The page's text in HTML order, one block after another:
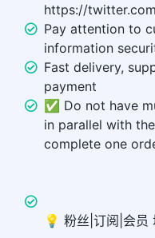
https://
Pay attention to
information
Fast delivery,
payment
✅ Do not have
in parallel with
complete one
💡 粉丝|订阅|会员